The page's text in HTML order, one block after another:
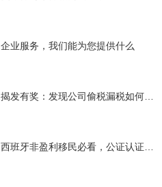
企业服务，我们能为您提供什么